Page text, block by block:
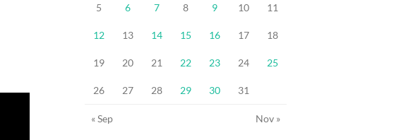
5 6 7 8 9 10 11
12 13 14 15 16 17 18
19 20 21 22 23 24 25
26 27 28 29 30 31
« Sep Nov »